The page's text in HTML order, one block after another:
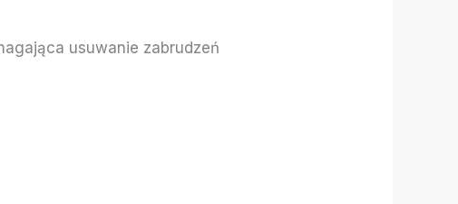
usuwanie zabrudzeń